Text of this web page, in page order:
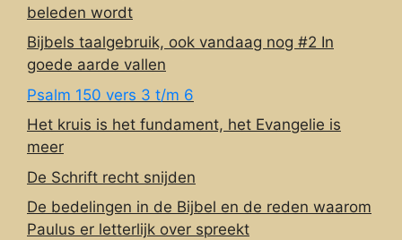
beleden wordt
Bijbels taalgebruik, ook vandaag nog #2 In
goede aarde vallen
Psalm 150 vers 3 t/m 6
Het kruis is het fundament, het Evangelie is
meer
De Schrift recht snijden
De bedelingen in de Bijbel en de reden waarom
Paulus er letterlijk over spreekt